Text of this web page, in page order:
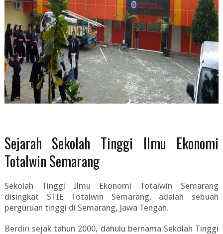
Sejarah Sekolah Tinggi Ilmu Ekonomi
Totalwin Semarang
Sekolah Tinggi Ilmu Ekonomi Totalwin Semarang
disingkat STIE Totalwin Semarang, adalah sebuah
perguruan tinggi di Semarang, Jawa Tengah.
Berdiri sejak tahun 2000, dahulu bernama Sekolah Tinggi